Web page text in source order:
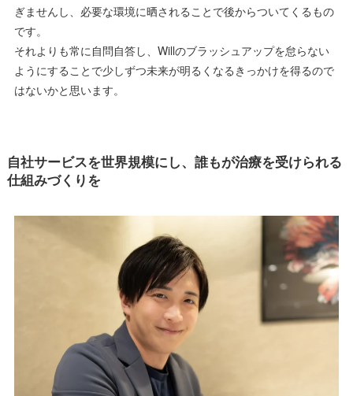
ぎませんし、必要な環境に晒されることで後からついてくるもの
です。
それよりも常に自問自答し、Willのブラッシュアップを怠らない
ようにすることで少しずつ未来が明るくなるきっかけを得るので
はないかと思います。
自社サービスを世界規模にし、誰もが治療を受けられる
仕組みづくりを